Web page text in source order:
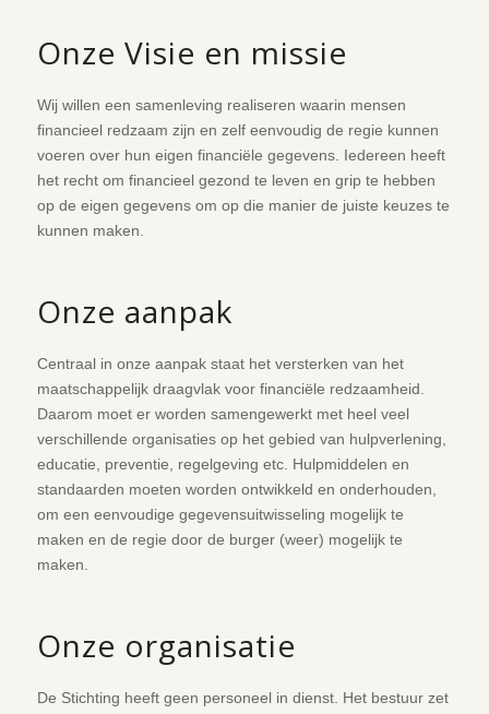
Onze Visie en missie
Wij willen een samenleving realiseren waarin mensen
financieel redzaam zijn en zelf eenvoudig de regie kunnen
voeren over hun eigen financiële gegevens. Iedereen heeft
het recht om financieel gezond te leven en grip te hebben
op de eigen gegevens om op die manier de juiste keuzes te
kunnen maken.
Onze aanpak
Centraal in onze aanpak staat het versterken van het
maatschappelijk draagvlak voor financiële redzaamheid.
Daarom moet er worden samengewerkt met heel veel
verschillende organisaties op het gebied van hulpverlening,
educatie, preventie, regelgeving etc. Hulpmiddelen en
standaarden moeten worden ontwikkeld en onderhouden,
om een eenvoudige gegevensuitwisseling mogelijk te
maken en de regie door de burger (weer) mogelijk te
maken.
Onze organisatie
De Stichting heeft geen personeel in dienst. Het bestuur zet